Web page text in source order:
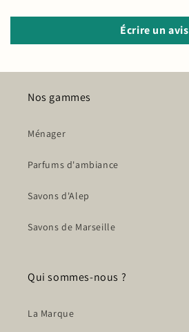
Écrire un avis
Nos gammes
Ménager
Parfums d'ambiance
Savons d'Alep
Savons de Marseille
Qui sommes-nous ?
La Marque